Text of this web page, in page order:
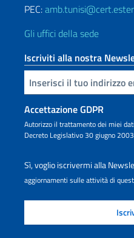
PEC:
Gli uffici della sede
Iscriviti alla nostra
Inserisci la tua email
Accettazione GDPR
Autorizzo il trattamento dei miei
Decreto Legislativo 30 giugno
Sì, voglio iscrivermi alla
aggiornamenti sulle attività di